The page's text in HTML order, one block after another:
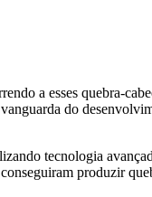
a esses quebra-
do
tecnologia
produzir